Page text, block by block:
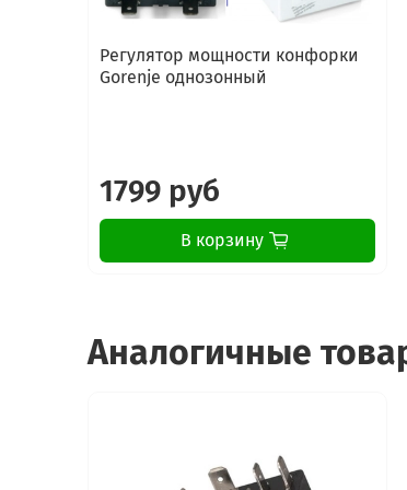
Регулятор мощности конфорки
Gorenje однозонный
1799 руб
В корзину
Аналогичные